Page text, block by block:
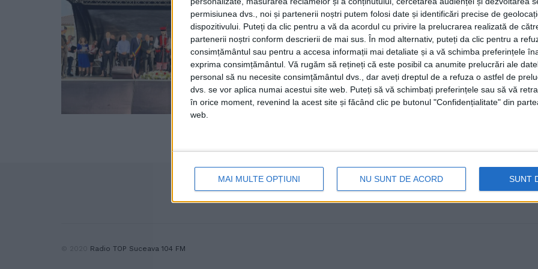
permisiunea dvs., noi și partenerii noștri putem folosi date și identificări precise de
dispozitivului. Puteți da clic pentru a vă da acordul cu privire la prelucrarea realizată de
partenerii noștri conform descrierii de mai sus. În mod alternativ, puteți da clic pentru a
consimțământul sau pentru a accesa informații mai detaliate și a vă schimba preferințele
exprima consimțământul. Vă rugăm să rețineți că este posibil ca anumite prelucrări ale
personal să nu necesite consimțământul dvs., dar aveți dreptul de a refuza o astfel de
dvs. se vor aplica numai acestui site web. Puteți să vă schimbați preferințele sau să vă
în orice moment, revenind la acest site și făcând clic pe butonul "Confidențialitate" din
web.
MAI MULTE OPȚIUNI NU SUNT DE ACORD SUNT
româno-polone și cu
(Foto)
24 AUGUST, 2023
A început cea de-a XXIV-a ediție a Zilelor Culturii
Polonezilor din România. ...
Radio TOP Suceava 104 FM